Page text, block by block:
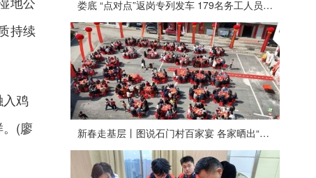
持续
鸡
(廖
娄底 “点对点”返岗专列发车 179名务工人员免费赴沪
新春走基层丨图说石门村百家宴 各家晒出“拿手菜”